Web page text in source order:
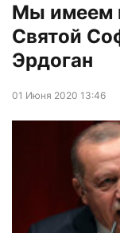
Мы имеем
Святой
Эрдоган
01 Июня 2020 13:46